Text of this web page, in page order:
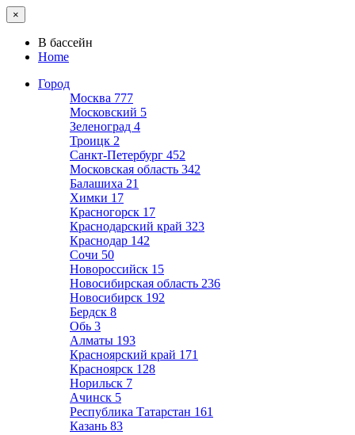
×
В бассейн
Home
Город
Москва 777
Московский 5
Зеленоград 4
Троицк 2
Санкт-Петербург 452
Московская область 342
Балашиха 21
Химки 17
Красногорск 17
Краснодарский край 323
Краснодар 142
Сочи 50
Новороссийск 15
Новосибирская область 236
Новосибирск 192
Бердск 8
Обь 3
Алматы 193
Красноярский край 171
Красноярск 128
Норильск 7
Ачинск 5
Республика Татарстан 161
Казань 83